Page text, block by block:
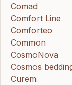
Comad
Comfort Line
Comforteo
Common
CosmoNova
Cosmos
Curem